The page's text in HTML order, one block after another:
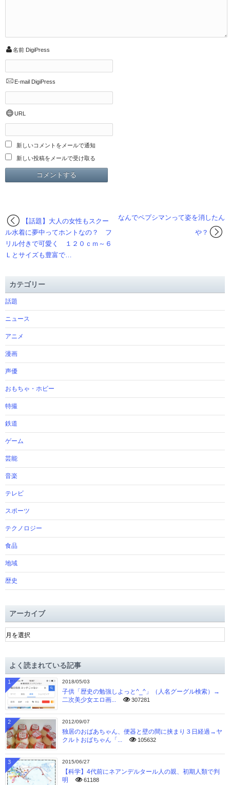
名前 DigiPress
E-mail DigiPress
URL
新しいコメントをメールで通知
新しい投稿をメールで受け取る
なんでペプシマンって姿を消したん
や？
【話題】大人の女性もスクー
ル水着に夢中ってホントなの？ フ
リル付きで可愛く １２０ｃｍ～６
Ｌとサイズも豊富で…
カテゴリー
話題
ニュース
アニメ
漫画
声優
おもちゃ・ホビー
特撮
鉄道
ゲーム
芸能
音楽
テレビ
スポーツ
テクノロジー
食品
地域
歴史
アーカイブ
ア
ー
ブよく読まれている記事
2018/05/03
子供「歴史の勉強しよっと^_^」（人名グーグル検索）→
二次美少女エロ画...
307281
1
2012/09/07
独居のおばあちゃん、便器と壁の間に挟まり３日経過→ヤ
クルトおばちゃん「...
105632
2
2015/06/27
【科学】4代前にネアンデルタール人の親、初期人類で判
明
61188
3